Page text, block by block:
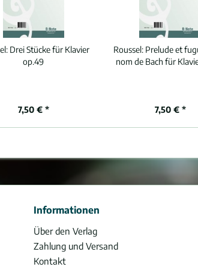
Drei Stücke für Klavier
op.49
7,50 € *
Roussel: Prelude et
nom de Bach für
7,50 € *
Informationen
Über den Verlag
Zahlung und Versand
Kontakt